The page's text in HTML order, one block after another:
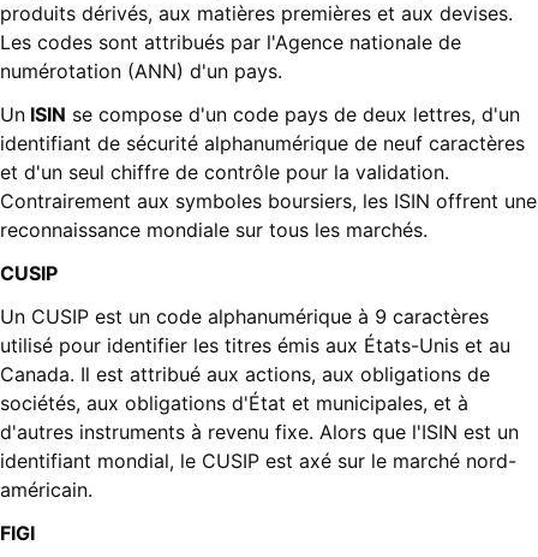
produits dérivés, aux matières premières et aux devises.
Les codes sont attribués par l'Agence nationale de
numérotation (ANN) d'un pays.
Un ISIN se compose d'un code pays de deux lettres, d'un
identifiant de sécurité alphanumérique de neuf caractères
et d'un seul chiffre de contrôle pour la validation.
Contrairement aux symboles boursiers, les ISIN offrent une
reconnaissance mondiale sur tous les marchés.
CUSIP
Un CUSIP est un code alphanumérique à 9 caractères
utilisé pour identifier les titres émis aux États-Unis et au
Canada. Il est attribué aux actions, aux obligations de
sociétés, aux obligations d'État et municipales, et à
d'autres instruments à revenu fixe. Alors que l'ISIN est un
identifiant mondial, le CUSIP est axé sur le marché nord-
américain.
FIGI